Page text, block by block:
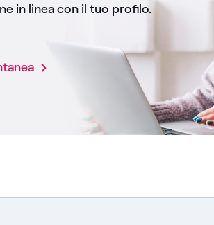
in linea con il tuo profilo.